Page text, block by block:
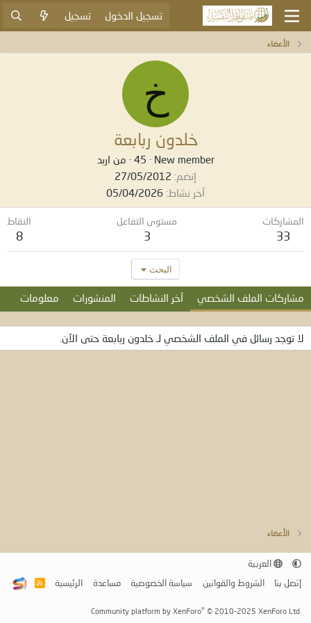
تسجيل الدخول تسجيل
الأعضاء
خ
خلدون ربابعة
New member
·
· من اربد
إنضم 27/05/2012
آخر نشاط 05/04/2026
المشاركات
33
مستوى التفاعل
3
النقاط
8
البحث
مشاركات الملف الشخصي آخر النشاطات المنشورات معلومات
لا توجد رسائل في الملف الشخصي لـ خلدون ربابعة حتى الآن.
الأعضاء
العربية
إتصل بنا
الشروط والقوانين سياسة الخصوصية مساعدة الرئيسية
R
Community platform by XenForo® © 2010-2025 XenForo Ltd.